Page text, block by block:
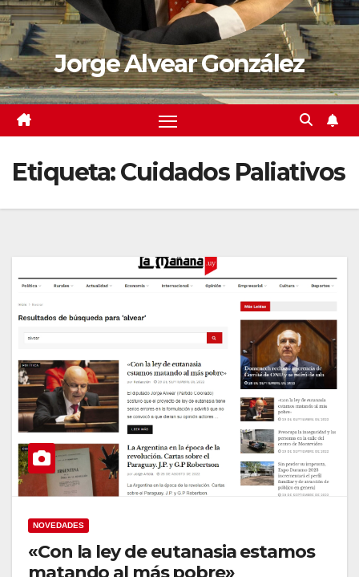
Jorge Alvear González
Etiqueta:Cuidados Paliativos
NOVEDADES
«Con la ley de eutanasia estamos